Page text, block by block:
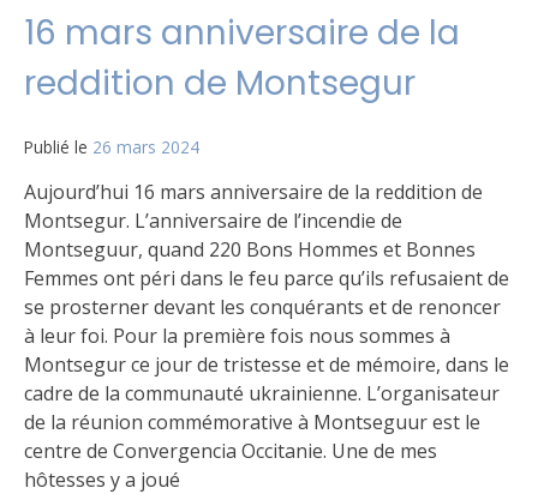
16 mars anniversaire de la
reddition de Montsegur
Publié le 26 mars 2024
Aujourd’hui 16 mars anniversaire de la reddition de
Montsegur. L’anniversaire de l’incendie de
Montseguur, quand 220 Bons Hommes et Bonnes
Femmes ont péri dans le feu parce qu’ils refusaient de
se prosterner devant les conquérants et de renoncer
à leur foi. Pour la première fois nous sommes à
Montsegur ce jour de tristesse et de mémoire, dans le
cadre de la communauté ukrainienne. L’organisateur
de la réunion commémorative à Montseguur est le
centre de Convergencia Occitanie. Une de mes
hôtesses y a joué